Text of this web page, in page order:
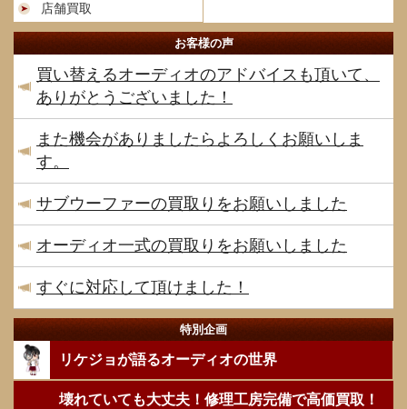
店舗買取
お客様の声
買い替えるオーディオのアドバイスも頂いて、
ありがとうございました！
また機会がありましたらよろしくお願いしま
す。
サブウーファーの買取りをお願いしました
オーディオ一式の買取りをお願いしました
すぐに対応して頂けました！
特別企画
リケジョが語るオーディオの世界
壊れていても大丈夫！修理工房完備で高価買取！